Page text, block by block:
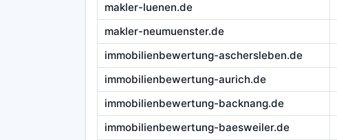
makler-luenen.de
makler-neumuenster.de
immobilienbewertung-aschersleben.de
immobilienbewertung-aurich.de
immobilienbewertung-backnang.de
immobilienbewertung-baesweiler.de